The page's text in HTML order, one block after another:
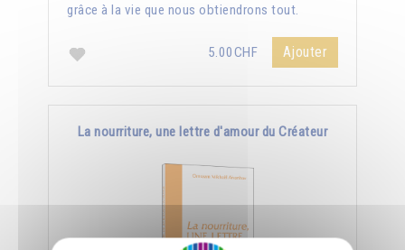
grâce à la vie que nous obtiendrons tout.
5.00CHF Ajouter
La nourriture, une lettre d'amour du Créateur